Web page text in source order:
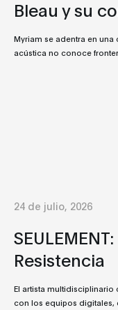
Bleau y su
Myriam se adentra en
acústica no conoce
24 de julio, 2026
Resistencia
El artista
con los equipos